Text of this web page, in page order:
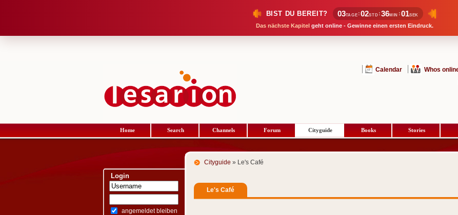
BIST DU BEREIT? 03TAGE :02STD :36MIN :00SEK
Das nächste Kapitel geht online - Gewinne einen ersten Eindruck.
Calendar Whos
Home Search Channels Forum Cityguide Books Stories
Login
angemeldet bleiben
Cityguide » Le's Café
Le's Café